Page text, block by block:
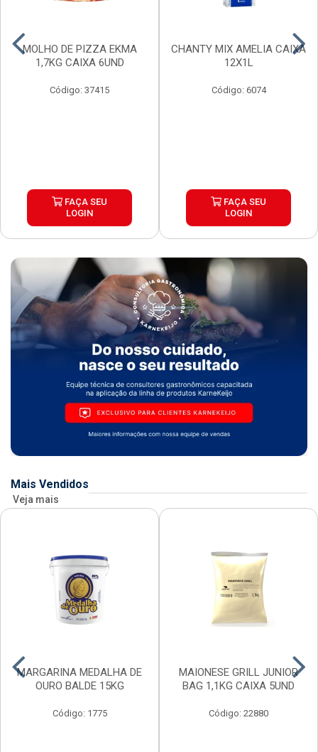
MOLHO DE PIZZA EKMA
1,7KG CAIXA 6UND
Código: 37415
FAÇA SEU
LOGIN
CHANTY MIX AMELIA CAIXA
12X1L
Código: 6074
FAÇA SEU
LOGIN
Mais Vendidos
Veja mais
MARGARINA MEDALHA DE
OURO BALDE 15KG
Código: 1775
MAIONESE GRILL JUNIOR
BAG 1,1KG CAIXA 5UND
Código: 22880